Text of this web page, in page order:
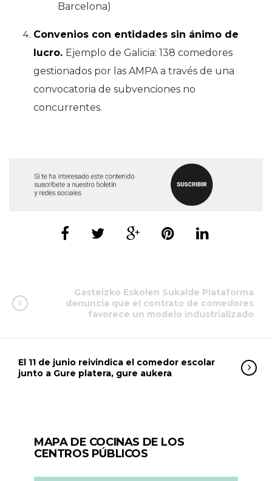
Barcelona)
Convenios con entidades sin ánimo de
lucro. Ejemplo de Galicia: 138 comedores
gestionados por las AMPA a través de una
convocatoria de subvenciones no
concurrentes.
Gasteizko Eskolen Sukalde Plataforma
denuncia que el contrato de comedores
favorece un modelo industrializado
El 11 de junio reivindica el comedor escolar
junto a Gure platera, gure aukera
MAPA DE COCINAS DE LOS
CENTROS PÚBLICOS